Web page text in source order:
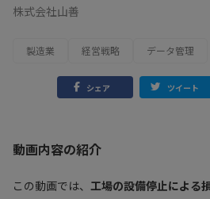
株式会社山善
製造業 経営戦略 データ管理
シェア ツイート
動画内容の紹介
この動画では、 工場の設備停止による